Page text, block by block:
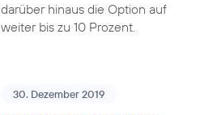
darüber hinaus die Option auf
weiter bis zu 10 Prozent.
30. Dezember 2019